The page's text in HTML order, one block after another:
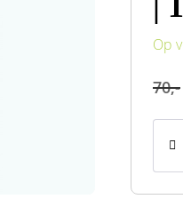
Op
70,-